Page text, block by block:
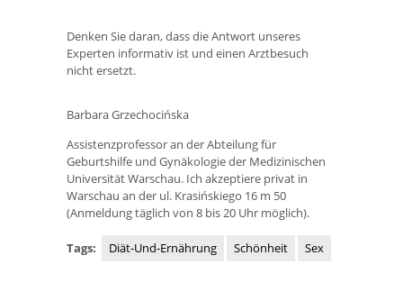
Denken Sie daran, dass die Antwort unseres
Experten informativ ist und einen Arztbesuch
nicht ersetzt.
Barbara Grzechocińska
Assistenzprofessor an der Abteilung für
Geburtshilfe und Gynäkologie der Medizinischen
Universität Warschau. Ich akzeptiere privat in
Warschau an der ul. Krasińskiego 16 m 50
(Anmeldung täglich von 8 bis 20 Uhr möglich).
Tags: Diät-Und-Ernährung Schönheit Sex